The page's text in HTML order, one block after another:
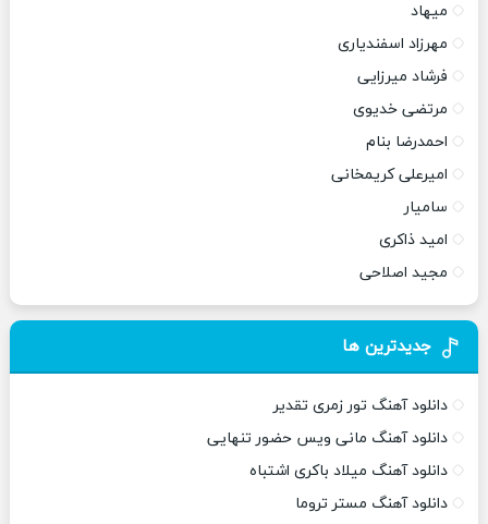
میهاد
مهرزاد اسفندیاری
فرشاد میرزایی
مرتضی خدیوی
احمدرضا بنام
امیرعلی کریمخانی
سامیار
امید ذاکری
مجید اصلاحی
جدیدترین ها
دانلود آهنگ تور زمری تقدیر
دانلود آهنگ مانی ویس حضور تنهایی
دانلود آهنگ میلاد باکری اشتباه
دانلود آهنگ مستر تروما